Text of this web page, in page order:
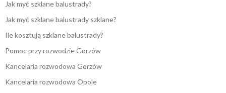
Jak myć szklane balustrady?
Jak myć szklane balustrady szklane?
Ile kosztują szklane balustrady?
Pomoc przy rozwodzie Gorzów
Kancelaria rozwodowa Gorzów
Kancelaria rozwodowa Opole